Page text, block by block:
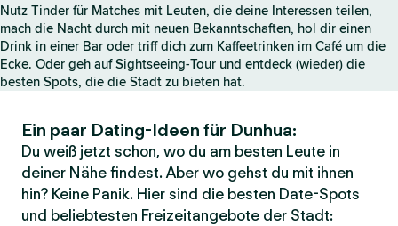
e
i
t
e
Nutz Tinder für Matches mit Leuten, die deine Interessen teilen,
mach die Nacht durch mit neuen Bekanntschaften, hol dir einen
Drink in einer Bar oder triff dich zum Kaffeetrinken im Café um die
Ecke. Oder geh auf Sightseeing-Tour und entdeck (wieder) die
besten Spots, die die Stadt zu bieten hat.
Ein paar Dating-Ideen für Dunhua:
Du weiß jetzt schon, wo du am besten Leute in
deiner Nähe findest. Aber wo gehst du mit ihnen
hin? Keine Panik. Hier sind die besten Date-Spots
und beliebtesten Freizeitangebote der Stadt: